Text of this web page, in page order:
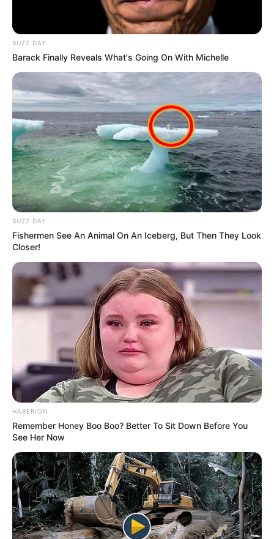
TAGS
ΧΑΛΚΙΔΑ ΝΕΑ
ΤΑΥΤΟΤΗΤΑ ΚΑΙ ΕΠΙΚΟΙΝΩΝΙΑ ΟΡΟΙ ΧΡΗΣΗΣ
BUZZ DAY
Barack Finally Reveals What's Going On With Michelle
BUZZ DAY
Fishermen See An Animal On An Iceberg, But Then They Look
Closer!
HABERION
Remember Honey Boo Boo? Better To Sit Down Before You
See Her Now